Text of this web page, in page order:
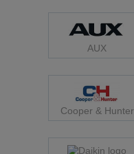
AUX
Cooper & Hunter